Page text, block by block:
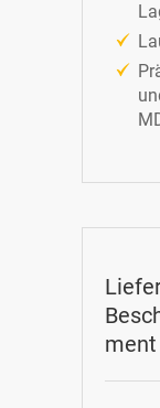
ment